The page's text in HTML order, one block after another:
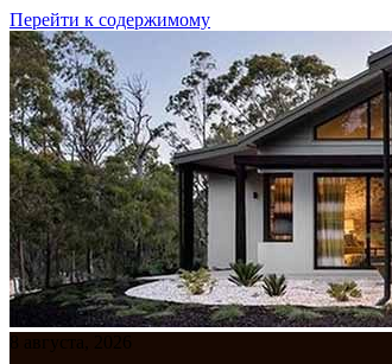
Перейти к содержимому
8 августа, 2026